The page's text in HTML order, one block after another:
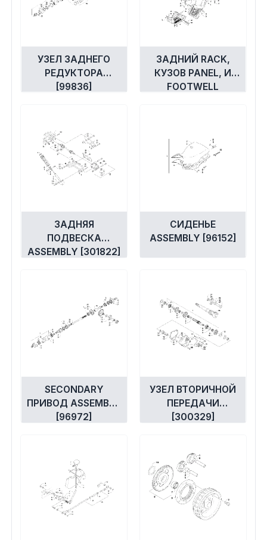
УЗЕЛ ЗАДНЕГО
РЕДУКТОРА
[99836]
ЗАДНИЙ RACK,
КУЗОВ PANEL, И
FOOTWELL
ЗАДНЯЯ
ПОДВЕСКА
ASSEMBLY [301822]
СИДЕНЬЕ
ASSEMBLY [96152]
SECONDARY
ПРИВОД ASSEMBLY
[96972]
УЗЕЛ ВТОРИЧНОЙ
ПЕРЕДАЧИ
[300329]